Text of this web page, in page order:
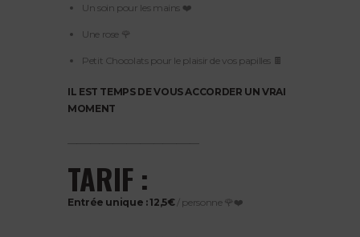
Un soin pour les mains ❤️
Une rose 🌹
Petit Chocolats pour le plaisir de vos papilles 🍫
IL EST TEMPS DE VOUS ACCORDER UN VRAI
MOMENT
TARIF :
Entrée unique : 12,5€ / personne 🌹❤️